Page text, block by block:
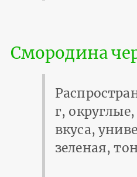
Смородина
г,
вкуса,
зеленая,